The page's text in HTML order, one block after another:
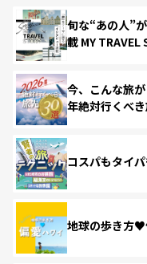
旬な“あの人”
載 MY TRAVEL
今、こんな旅
年絶対行くべ
コスパもタイ
地球の歩き方♥